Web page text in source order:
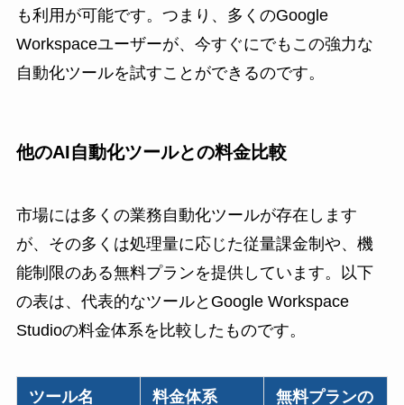
も利用が可能です。つまり、多くのGoogle
Workspaceユーザーが、今すぐにでもこの強力な
自動化ツールを試すことができるのです。
他のAI自動化ツールとの料金比較
市場には多くの業務自動化ツールが存在します
が、その多くは処理量に応じた従量課金制や、機
能制限のある無料プランを提供しています。以下
の表は、代表的なツールとGoogle Workspace
Studioの料金体系を比較したものです。
ツール名 料金体系
無料プランの